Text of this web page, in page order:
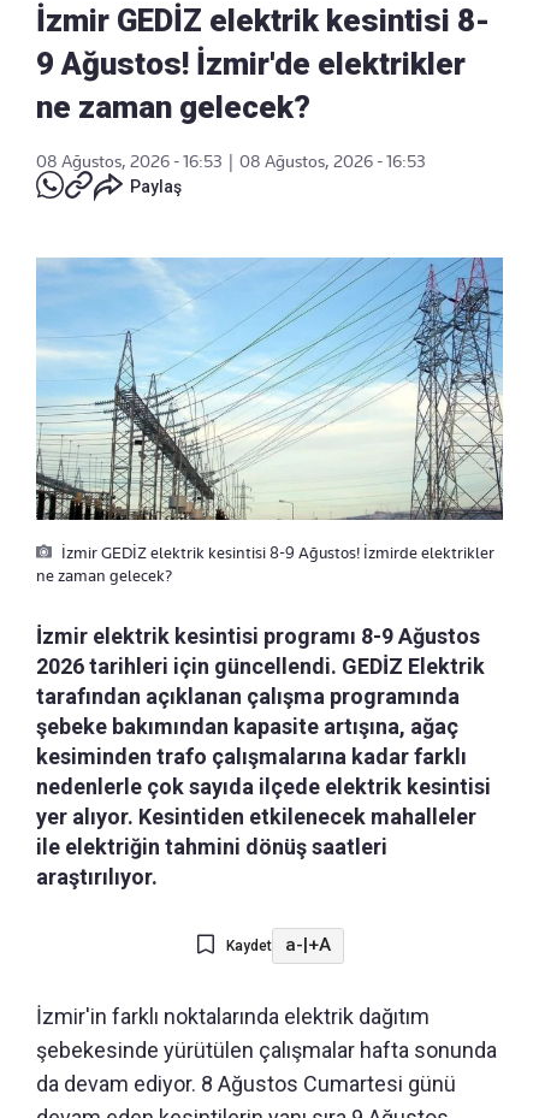
İzmir GEDİZ elektrik kesintisi 8-
9 Ağustos! İzmir'de elektrikler
ne zaman gelecek?
08 Ağustos, 2026 - 16:53
08 Ağustos, 2026 - 16:53
Paylaş
İzmir GEDİZ elektrik kesintisi 8-9 Ağustos! İzmirde elektrikler
ne zaman gelecek?
İzmir elektrik kesintisi programı 8-9 Ağustos
2026 tarihleri için güncellendi. GEDİZ Elektrik
tarafından açıklanan çalışma programında
şebeke bakımından kapasite artışına, ağaç
kesiminden trafo çalışmalarına kadar farklı
nedenlerle çok sayıda ilçede elektrik kesintisi
yer alıyor. Kesintiden etkilenecek mahalleler
ile elektriğin tahmini dönüş saatleri
araştırılıyor.
Kaydet a- +A
İzmir'in farklı noktalarında elektrik dağıtım
şebekesinde yürütülen çalışmalar hafta sonunda
da devam ediyor. 8 Ağustos Cumartesi günü